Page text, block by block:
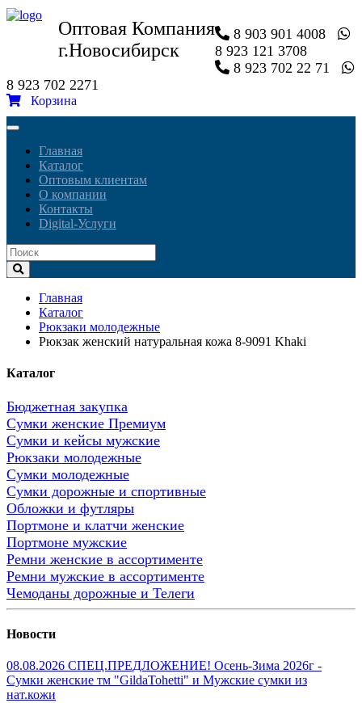
Оптовая Компания
г.Новосибирск
8 903 901 4008
8 923 121 3708
8 923 702 22 71
8 923 702 2271
Корзина
Toggle
navigationГлавная
Каталог
Оптовым клиентам
О компании
Контакты
Digital-Услуги
Главная
Каталог
Рюкзаки молодежные
Рюкзак женский натуральная кожа 8-9091 Khaki
Каталог
Бюджетная закупка
Сумки женские Премиум
Сумки и кейсы мужские
Рюкзаки молодежные
Сумки молодежные
Сумки дорожные и спортивные
Обложки и футляры
Портмоне и клатчи женские
Портмоне мужские
Ремни женские в ассортименте
Ремни мужские в ассортименте
Чемоданы дорожные и Телеги
Новости
08.08.2026 СПЕЦ.ПРЕДЛОЖЕНИЕ! Осень-Зима 2026г -
Сумки женские тм "GildaTohetti" и Мужские сумки из
нат.кожи